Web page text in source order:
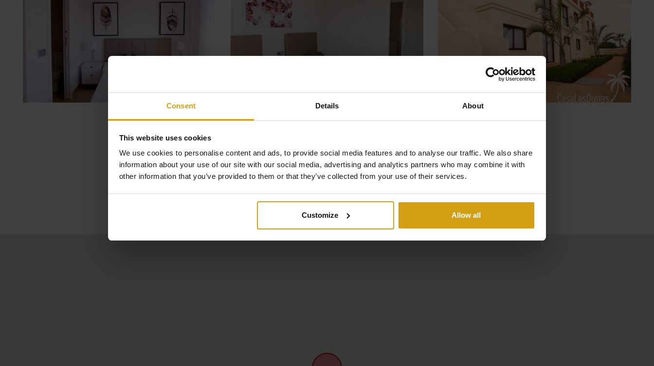
Consent Details About
This website uses cookies
We use cookies to personalise content and ads, to provide social media features and to analyse our traffic. We also share
information about your use of our site with our social media, advertising and analytics partners who may combine it with
other information that you’ve provided to them or that they’ve collected from your use of their services.
Customize Allow all
Karta